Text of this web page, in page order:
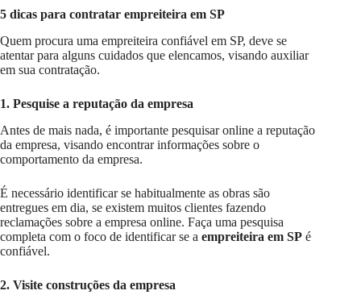
5 dicas para contratar empreiteira em SP
Quem procura uma empreiteira confiável em SP, deve se
atentar para alguns cuidados que elencamos, visando auxiliar
em sua contratação.
1. Pesquise a reputação da empresa
Antes de mais nada, é importante pesquisar online a reputação
da empresa, visando encontrar informações sobre o
comportamento da empresa.
É necessário identificar se habitualmente as obras são
entregues em dia, se existem muitos clientes fazendo
reclamações sobre a empresa online. Faça uma pesquisa
completa com o foco de identificar se a empreiteira em SP é
confiável.
2. Visite construções da empresa